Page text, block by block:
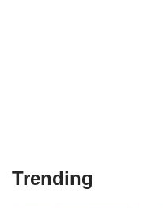
Trending